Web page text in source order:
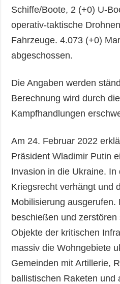
Schiffe/Boote, 2 (+0) U-
operativ-taktische
Fahrzeuge. 4.073 (+0)
abgeschossen.
Die Angaben werden
Berechnung wird durch
Kampfhandlungen
Am 24. Februar 2022
Präsident Wladimir Putin
Invasion in die Ukraine.
Kriegsrecht verhängt und
Mobilisierung ausgerufen.
beschießen und
Objekte der kritischen
massiv die Wohngebiete
Gemeinden mit Artillerie,
ballistischen Raketen und